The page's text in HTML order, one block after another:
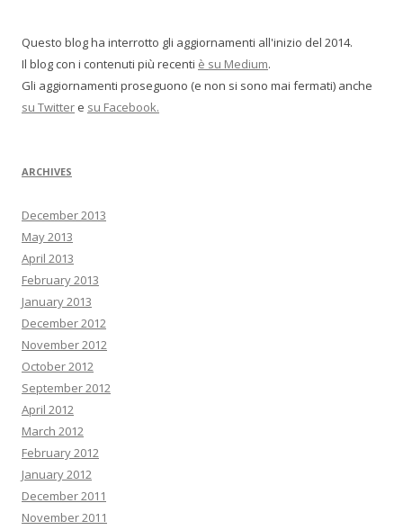
Questo blog ha interrotto gli aggiornamenti all'inizio del 2014.
Il blog con i contenuti più recenti è su Medium.
Gli aggiornamenti proseguono (e non si sono mai fermati) anche
su Twitter e su Facebook.
ARCHIVES
December 2013
May 2013
April 2013
February 2013
January 2013
December 2012
November 2012
October 2012
September 2012
April 2012
March 2012
February 2012
January 2012
December 2011
November 2011